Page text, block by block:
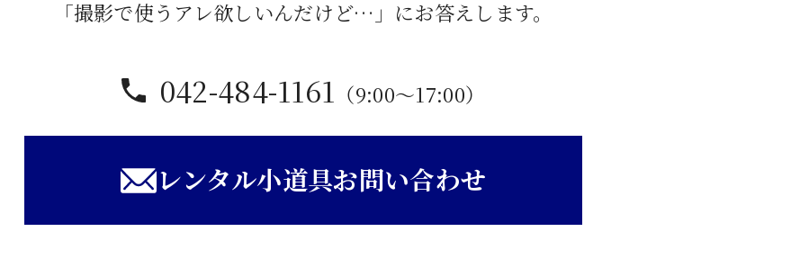
「撮影で使うアレ欲しいんだけど…」にお答えします。
042-484-1161 （9:00〜17:00）
レンタル小道具お問い合わせ